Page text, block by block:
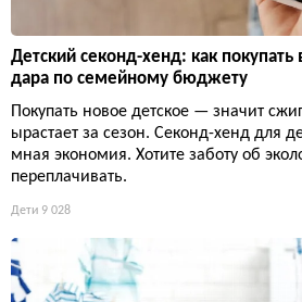
Детский секонд-хенд: как
дара по семейному бюджету
Покупать новое детское — значит
ырастает за сезон. Секонд-хенд для
мная экономия. Хотите заботу об
переплачивать.
Дети 9 028